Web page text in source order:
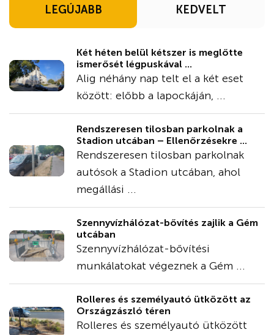
LEGÚJABB KEDVELT
Két héten belül kétszer is meglőtte
ismerősét légpuskával ...
Alig néhány nap telt el a két eset
között: előbb a lapockáján, ...
Rendszeresen tilosban parkolnak a
Stadion utcában – Ellenőrzésekre ...
Rendszeresen tilosban parkolnak
autósok a Stadion utcában, ahol
megállási ...
Szennyvízhálózat-bővítés zajlik a Gém
utcában
Szennyvízhálózat-bővítési
munkálatokat végeznek a Gém ...
Rolleres és személyautó ütközött az
Országzászló téren
Rolleres és személyautó ütközött